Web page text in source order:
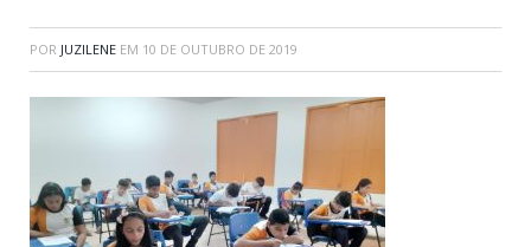
POR JUZILENE EM 10 DE OUTUBRO DE 2019